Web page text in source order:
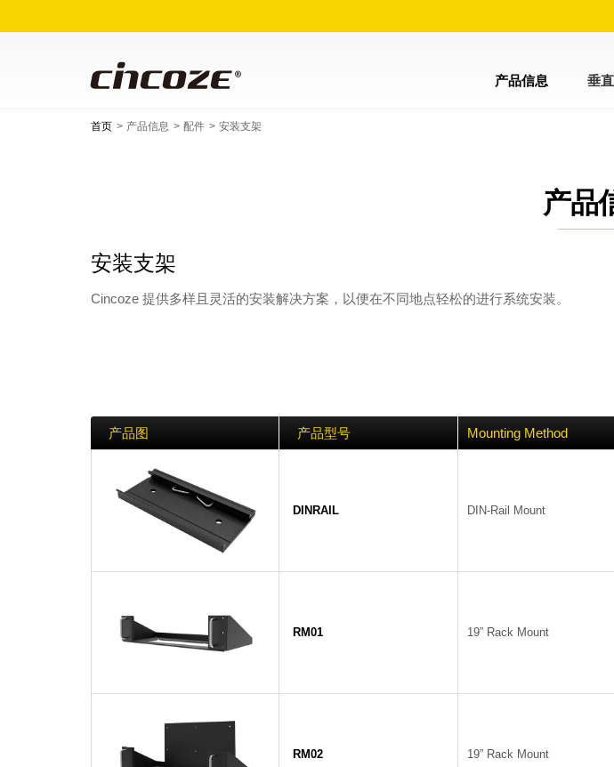
产品信息 垂
首页 产品信息 配件 安装支架
产品
安装支架
Cincoze 提供多样且灵活的安装解决方案，以便在不同地点轻松的进行系统安装。
产品图 产品型号 Mounting Method
DINRAIL DIN-Rail Mount
RM01 19” Rack Mount
RM02 19” Rack Mount